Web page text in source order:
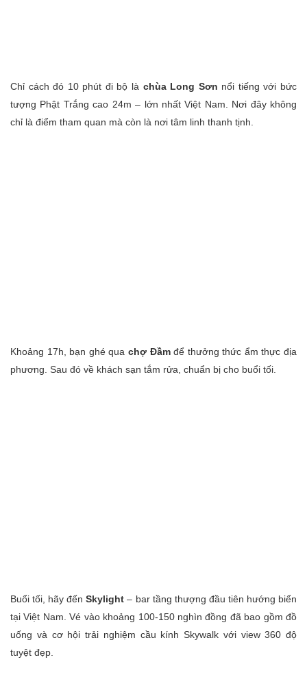
Chỉ cách đó 10 phút đi bộ là chùa Long Sơn nổi tiếng với bức
tượng Phật Trắng cao 24m – lớn nhất Việt Nam. Nơi đây không
chỉ là điểm tham quan mà còn là nơi tâm linh thanh tịnh.
Khoảng 17h, bạn ghé qua chợ Đầmđể thưởng thức ẩm thực địa
phương. Sau đó về khách sạn tắm rửa, chuẩn bị cho buổi tối.
Buổi tối, hãy đếnSkylight – bar tầng thượng đầu tiên hướng biển
tại Việt Nam. Vé vào khoảng 100-150 nghìn đồng đã bao gồm đồ
uống và cơ hội trải nghiệm cầu kính Skywalk với view 360 độ
tuyệt đẹp.